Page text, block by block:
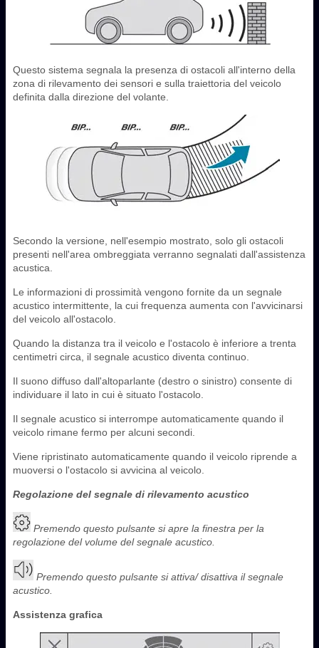
Questo sistema segnala la presenza di ostacoli all'interno della
zona di rilevamento dei sensori e sulla traiettoria del veicolo
definita dalla direzione del volante.
Secondo la versione, nell'esempio mostrato, solo gli ostacoli
presenti nell'area ombreggiata verranno segnalati dall'assistenza
acustica.
Le informazioni di prossimità vengono fornite da un segnale
acustico intermittente, la cui frequenza aumenta con l'avvicinarsi
del veicolo all'ostacolo.
Quando la distanza tra il veicolo e l'ostacolo è inferiore a trenta
centimetri circa, il segnale acustico diventa continuo.
Il suono diffuso dall'altoparlante (destro o sinistro) consente di
individuare il lato in cui è situato l'ostacolo.
Il segnale acustico si interrompe automaticamente quando il
veicolo rimane fermo per alcuni secondi.
Viene ripristinato automaticamente quando il veicolo riprende a
muoversi o l'ostacolo si avvicina al veicolo.
Regolazione del segnale di rilevamento acustico
Premendo questo pulsante si apre la finestra per la
regolazione del volume del segnale acustico.
Premendo questo pulsante si attiva/ disattiva il segnale
acustico.
Assistenza grafica